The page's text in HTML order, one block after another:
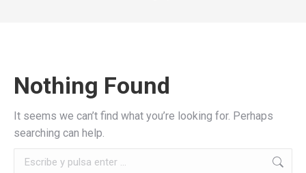
Nothing Found
It seems we can’t find what you’re looking for. Perhaps
searching can help.
Search: